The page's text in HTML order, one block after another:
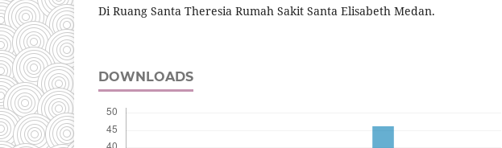
Di Ruang Santa Theresia Rumah Sakit Santa Elisabeth Medan.
DOWNLOADS